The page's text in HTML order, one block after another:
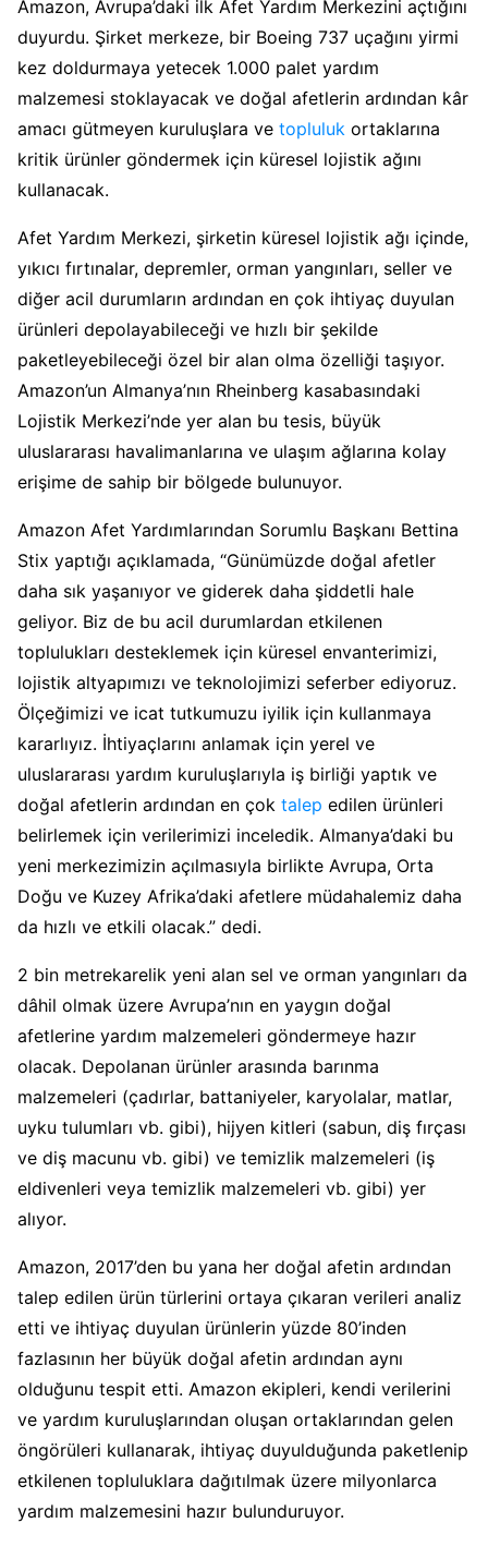
Amazon, Avrupa’daki ilk Afet Yardım Merkezini açtığını
duyurdu. Şirket merkeze, bir Boeing 737 uçağını yirmi
kez doldurmaya yetecek 1.000 palet yardım
malzemesi stoklayacak ve doğal afetlerin ardından kâr
amacı gütmeyen kuruluşlara ve topluluk ortaklarına
kritik ürünler göndermek için küresel lojistik ağını
kullanacak.
Afet Yardım Merkezi, şirketin küresel lojistik ağı içinde,
yıkıcı fırtınalar, depremler, orman yangınları, seller ve
diğer acil durumların ardından en çok ihtiyaç duyulan
ürünleri depolayabileceği ve hızlı bir şekilde
paketleyebileceği özel bir alan olma özelliği taşıyor.
Amazon’un Almanya’nın Rheinberg kasabasındaki
Lojistik Merkezi’nde yer alan bu tesis, büyük
uluslararası havalimanlarına ve ulaşım ağlarına kolay
erişime de sahip bir bölgede bulunuyor.
Amazon Afet Yardımlarından Sorumlu Başkanı Bettina
Stix yaptığı açıklamada, “Günümüzde doğal afetler
daha sık yaşanıyor ve giderek daha şiddetli hale
geliyor. Biz de bu acil durumlardan etkilenen
toplulukları desteklemek için küresel envanterimizi,
lojistik altyapımızı ve teknolojimizi seferber ediyoruz.
Ölçeğimizi ve icat tutkumuzu iyilik için kullanmaya
kararlıyız. İhtiyaçlarını anlamak için yerel ve
uluslararası yardım kuruluşlarıyla iş birliği yaptık ve
doğal afetlerin ardından en çok talep edilen ürünleri
belirlemek için verilerimizi inceledik. Almanya’daki bu
yeni merkezimizin açılmasıyla birlikte Avrupa, Orta
Doğu ve Kuzey Afrika’daki afetlere müdahalemiz daha
da hızlı ve etkili olacak.” dedi.
2 bin metrekarelik yeni alan sel ve orman yangınları da
dâhil olmak üzere Avrupa’nın en yaygın doğal
afetlerine yardım malzemeleri göndermeye hazır
olacak. Depolanan ürünler arasında barınma
malzemeleri (çadırlar, battaniyeler, karyolalar, matlar,
uyku tulumları vb. gibi), hijyen kitleri (sabun, diş fırçası
ve diş macunu vb. gibi) ve temizlik malzemeleri (iş
eldivenleri veya temizlik malzemeleri vb. gibi) yer
alıyor.
Amazon, 2017’den bu yana her doğal afetin ardından
talep edilen ürün türlerini ortaya çıkaran verileri analiz
etti ve ihtiyaç duyulan ürünlerin yüzde 80’inden
fazlasının her büyük doğal afetin ardından aynı
olduğunu tespit etti. Amazon ekipleri, kendi verilerini
ve yardım kuruluşlarından oluşan ortaklarından gelen
öngörüleri kullanarak, ihtiyaç duyulduğunda paketlenip
etkilenen topluluklara dağıtılmak üzere milyonlarca
yardım malzemesini hazır bulunduruyor.